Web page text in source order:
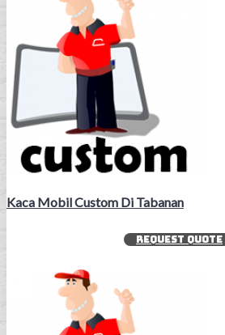
Kaca Mobil Custom Di Tabanan
REQUEST QUOTE